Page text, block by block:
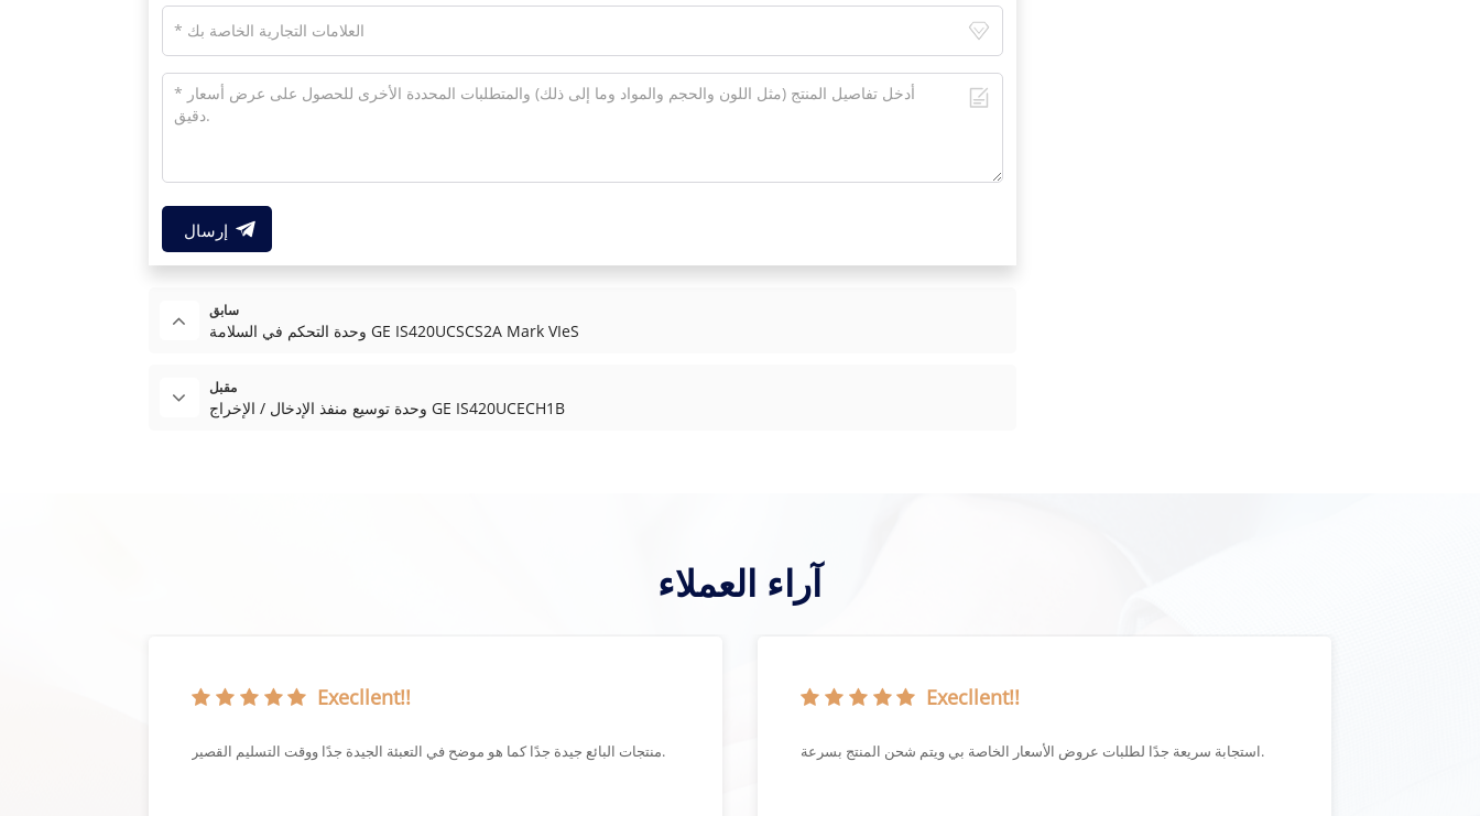
إرسال
سابق
وحدة التحكم في السلامة GE IS420UCSCS2A Mark VIeS
مقبل
وحدة توسيع منفذ الإدخال / الإخراج GE IS420UCECH1B
آراء العملاء
Execllent!!
منتجات البائع جيدة جدًا كما هو موضح في التعبئة الجيدة جدًا ووقت التسليم القصير.
Execllent!!
استجابة سريعة جدًا لطلبات عروض الأسعار الخاصة بي ويتم شحن المنتج بسرعة.